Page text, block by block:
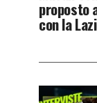
proposto
con la